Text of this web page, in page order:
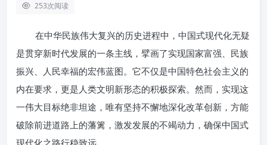
253次阅读
在中华民族伟大复兴的历史进程中，中国式现代化无疑
是贯穿新时代发展的一条主线，擘画了实现国家富强、民族
振兴、人民幸福的宏伟蓝图。它不仅是中国特色社会主义的
内在要求，更是人类文明新形态的积极探索。然而，实现这
一伟大目标绝非坦途，唯有坚持不懈地深化改革创新，方能
破除前进道路上的藩篱，激发发展的不竭动力，确保中国式
现代化之路行稳致远。